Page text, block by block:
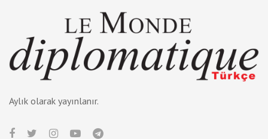
Aylık olarak yayınlanır.